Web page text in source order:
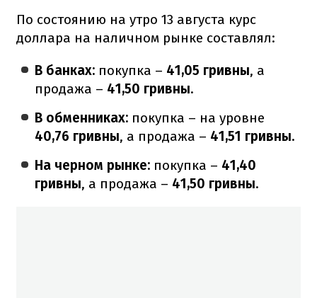
По состоянию на утро 13 августа курс
доллара на наличном рынке составлял:
В банках: покупка – 41,05 гривны, а
продажа – 41,50 гривны.
В обменниках: покупка – на уровне
40,76 гривны, а продажа – 41,51 гривны.
На черном рынке: покупка – 41,40
гривны, а продажа – 41,50 гривны.